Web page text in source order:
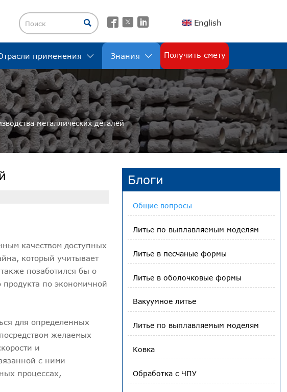
    English
применения  Знания  Получить смету
металлических деталей
качеством доступных
который учитывает
позаботился бы о
продукта по экономичной
для определенных
желаемых
и
с ними
процессах,
Блоги
Общие вопросы
Литье по выплавляемым моделям
Литье в песчаные формы
Литье в оболочковые формы
Вакуумное литье
Литье по выплавляемым моделям
Ковка
Обработка с ЧПУ